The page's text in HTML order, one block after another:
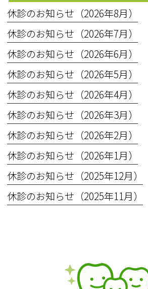
休診のお知らせ（2026年8月）
休診のお知らせ（2026年7月）
休診のお知らせ（2026年6月）
休診のお知らせ（2026年5月）
休診のお知らせ（2026年4月）
休診のお知らせ（2026年3月）
休診のお知らせ（2026年2月）
休診のお知らせ（2026年1月）
休診のお知らせ（2025年12月）
休診のお知らせ（2025年11月）